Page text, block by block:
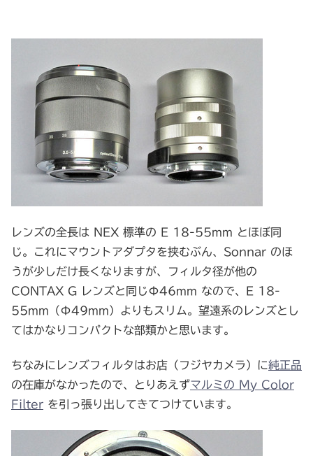
レンズの全長は NEX 標準の E 18-55mm とほぼ同
じ。これにマウントアダプタを挟むぶん、Sonnar のほ
うが少しだけ長くなりますが、フィルタ径が他の
CONTAX G レンズと同じΦ46mm なので、E 18-
55mm（Φ49mm）よりもスリム。望遠系のレンズとし
てはかなりコンパクトな部類かと思います。
ちなみにレンズフィルタはお店（フジヤカメラ）に純正品
の在庫がなかったので、とりあえずマルミの My Color
Filter を引っ張り出してきてつけています。